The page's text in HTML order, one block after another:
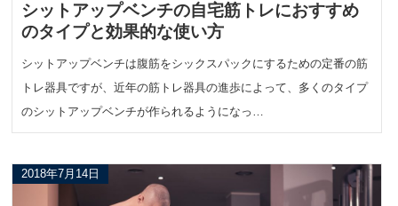
シットアップベンチの自宅筋トレにおすすめ
のタイプと効果的な使い方
シットアップベンチは腹筋をシックスパックにするための定番の筋
トレ器具ですが、近年の筋トレ器具の進歩によって、多くのタイプ
のシットアップベンチが作られるようになっ…
2018年7月14日